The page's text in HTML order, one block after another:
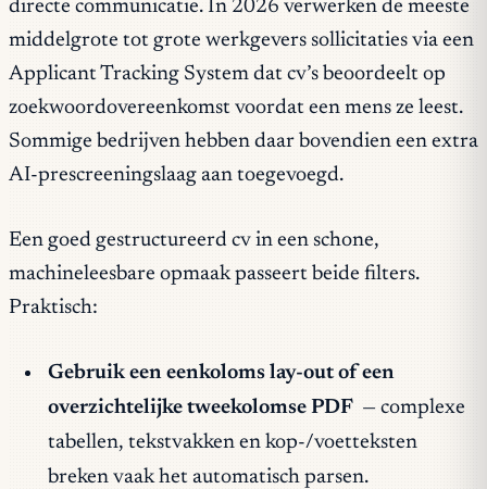
directe communicatie. In 2026 verwerken de meeste
middelgrote tot grote werkgevers sollicitaties via een
Applicant Tracking System dat cv’s beoordeelt op
zoekwoordovereenkomst voordat een mens ze leest.
Sommige bedrijven hebben daar bovendien een extra
AI-prescreeningslaag aan toegevoegd.
Een goed gestructureerd cv in een schone,
machineleesbare opmaak passeert beide filters.
Praktisch:
Gebruik een eenkoloms lay-out of een
overzichtelijke tweekolomse PDF — complexe
tabellen, tekstvakken en kop-/voetteksten
breken vaak het automatisch parsen.